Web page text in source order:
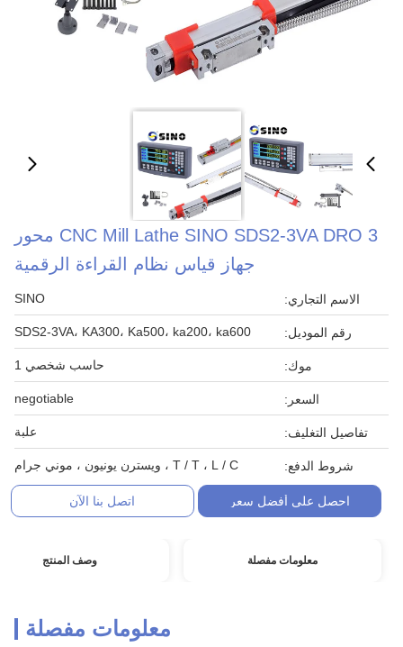
CNC Mill Lathe SINO SDS2-3VA DRO 3 محور
جهاز قياس نظام القراءة الرقمية
الاسم التجاري: SINO
رقم الموديل: SDS2-3VA، KA300، Ka500، ka200، ka600
موك: حاسب شخصي 1
السعر: negotiable
تفاصيل التغليف: علبة
شروط الدفع: T / T ، L / C ، ويسترن يونيون ، موني جرام
احصل على أفضل سعر اتصل بنا الآن
معلومات مفصلة وصف المنتج
معلومات مفصلة